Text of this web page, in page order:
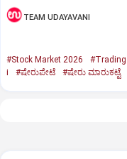
TEAM UDAYAVANI
#Stock Market 2026 #Trading
i
#ಷೇರುಪೇಟೆ #ಷೇರು ಮಾರುಕಟ್ಟೆ